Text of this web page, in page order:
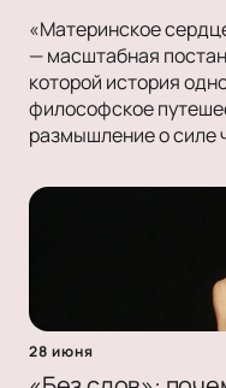
«Материнское
— масштабная
которой история
философское
размышление о силе
28 июня